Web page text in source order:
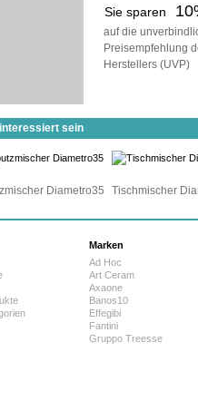
Sie sparen
auf die
Preisempfehlung
Herstellers (UVP)
sein
Diametro35 Tischmischer
Marken
Ad Hoc
Art Ceram
Axaone
Banos10
Effegibi
Fantini
Gruppo Treesse